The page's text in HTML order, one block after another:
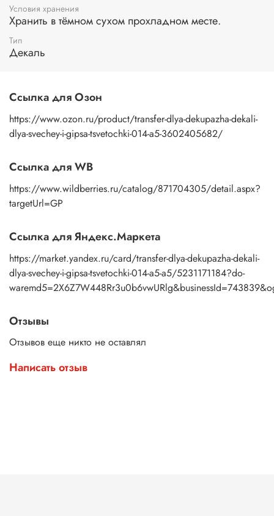
помощью губки или спонжа, подождите 10 секунд, дайте
основе пропитаться водой. Затем приложите
изображение к поверхности и, плотно прижимая
пальцами бумажную основу, сдвигаете ее на себя.
Рисунок остается на изделии. Сразу после нанесения
изображение любым покрывным лаком. Отлично
подойдет акриловый лак на водной основе, матовый,
глянцевый, полуглянцевый.
Условия хранения
Хранить в тёмном сухом прохладном месте.
Тип
Декаль
Ссылка для Озон
https://www.ozon.ru/product/transfer-dlya-dekupazha-dekali-
dlya-svechey-i-gipsa-tsvetochki-014-a5-3602405682/
Ссылка для WB
https://www.wildberries.ru/catalog/871704305/detail.aspx?
targetUrl=GP
Ссылка для Яндекс.Маркета
https://market.yandex.ru/card/transfer-dlya-dekupazha-dekali-
dlya-svechey-i-gipsa-tsvetochki-014-a5-a5/5231171184?do-
Отзывы
Отзывов еще никто не оставлял
Написать отзыв